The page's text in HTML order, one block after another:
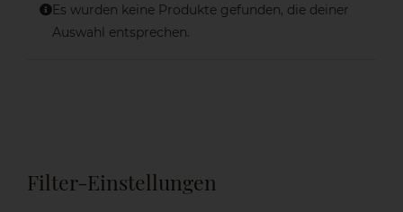
Es wurden keine Produkte gefunden, die deiner
Auswahl entsprechen.
Filter-Einstellungen